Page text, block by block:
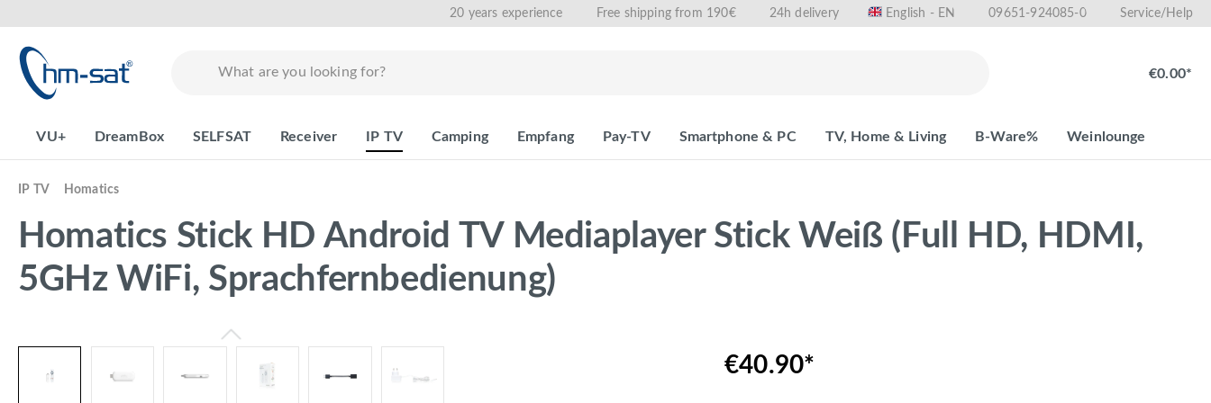
20 years experience Free shipping from 190€ 24h delivery English - EN 09651-924085-0 Service/Help
€0.00*
VU+ DreamBox SELFSAT Receiver IP TV Camping Empfang Pay-TV Smartphone & PC TV, Home & Living B-Ware% Weinlounge
IP TV Homatics
Homatics Stick HD Android TV Mediaplayer Stick Weiß (Full HD, HDMI,
5GHz WiFi, Sprachfernbedienung)
€40.90*